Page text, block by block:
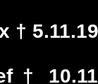
†
†